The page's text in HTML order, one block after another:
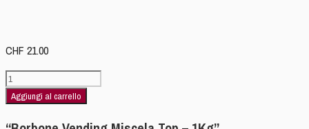
CHF 21.00
Borbone
Vending
Aggiungi al carrello